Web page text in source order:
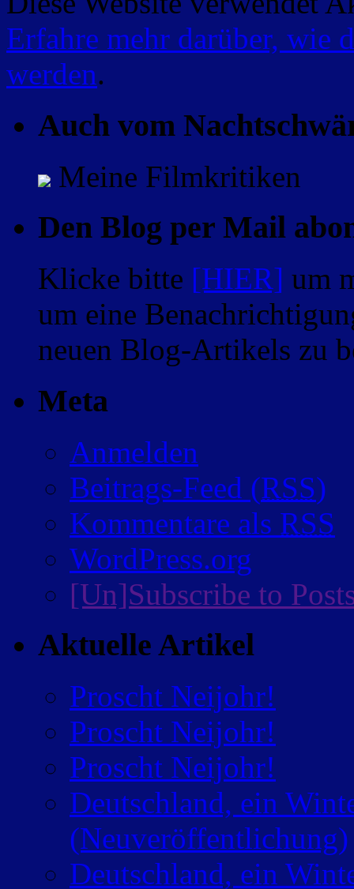
Erfahre mehr darüber, wie
werden.
Auch vom
Meine Filmkritiken
Den Blog per Mail
Klicke bitte [HIER] um
um eine
neuen Blog-Artikels zu
Meta
Anmelden
Beitrags-Feed (RSS)
Kommentare als RSS
WordPress.org
[Un]Subscribe to
Aktuelle Artikel
Proscht Neijohr!
Proscht Neijohr!
Proscht Neijohr!
Deutschland, ein
(Neuveröffentlichung)
Deutschland, ein